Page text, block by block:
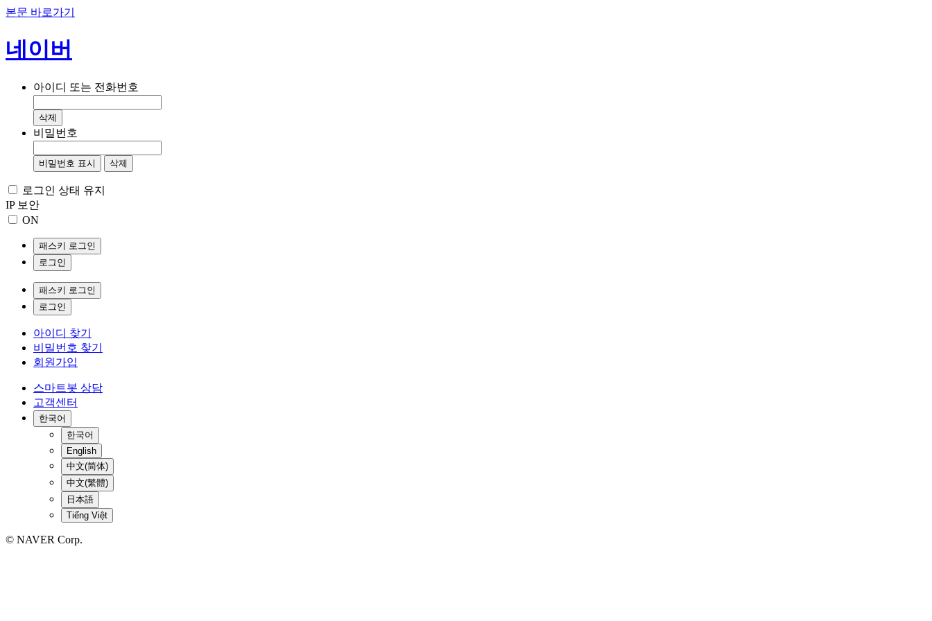
본문 바로가기
네이버
아이디 또는 전화번호
삭제
비밀번호
비밀번호 표시 삭제
로그인 상태 유지
IP 보안
ON
패스키 로그인
로그인
패스키 로그인
로그인
아이디 찾기
비밀번호 찾기
회원가입
스마트봇 상담
고객센터
한국어
한국어
English
中文(简体)
中文(繁體)
日本語
Tiếng Việt
© NAVER Corp.